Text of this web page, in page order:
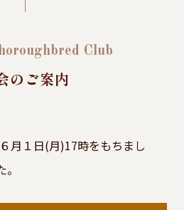
Club
のご案内
月１日(月)17時をもちまし